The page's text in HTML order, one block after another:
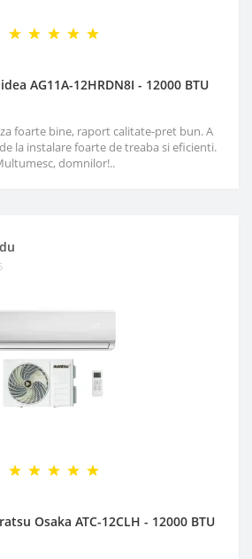
AG11A-12HRDN8I - 12000 BTU
foarte bine, raport calitate-pret bun. A
la instalare foarte de treaba si eficienti.
domnilor!..
Osaka ATC-12CLH - 12000 BTU